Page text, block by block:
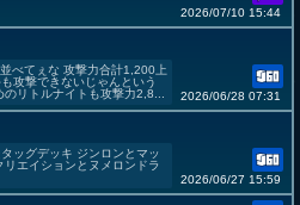
2026/07/10 15:44
べてぇな 攻撃力合計1,200上
攻撃できないじゃんという
リトルナイトも攻撃力2,8...
2026/06/28 07:31
ッグデッキ ジンロンとマッ
エイションとヌメロンドラ
2026/06/27 15:59